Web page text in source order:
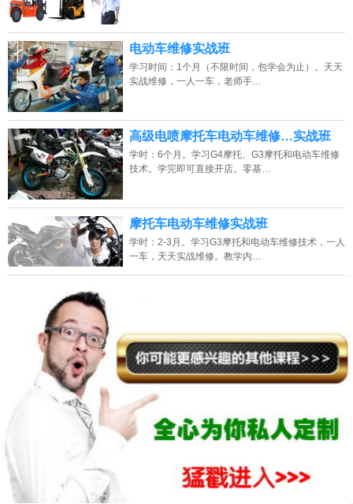
维修培训班】
2026年8月10号_陕西_马同学（133****4891）报名:
维修培训班】
2026年8月10号_重庆_卢同学（134****5602）报名:【高级电喷摩托车电动车
维修培训班】
2026年8月10号_广东_吴同学（131****9448）报名:【高级电喷摩托车电动车
维修培训班】
2026年8月10号_天津_苏同学（134****5353）报名:
维修培训班】
2026年8月10号_山西_王同学（131****7355）报名:【高级电喷摩托车电动车
维修培训班】
电动车维修实战班
学习时间：1个月（不限时间，包学会为止）。天天
实战维修，一人一车，老师手…
高级电喷摩托车电动车维修…实战班
学时：6个月。学习G4摩托、G3摩托和电动车维修
技术。学完即可直接开店。零基…
摩托车电动车维修实战班
学时：2-3月。学习G3摩托和电动车维修技术，一人
一车，天天实战维修。教学内…